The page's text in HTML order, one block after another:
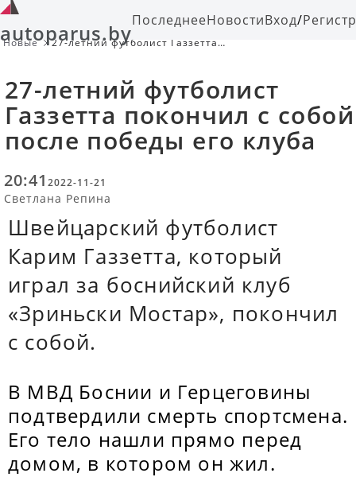
autoparus.byПоследнееНовостиВход/
Новые
27-летний футболист Газзетта
27-летний футболист
Газзетта покончил с собой
после победы его клуба
20:41 2022-11-21
Светлана Репина
Швейцарский футболист
Карим Газзетта, который
играл за боснийский клуб
«Зриньски Мостар», покончил
с собой.
В МВД Боснии и Герцеговины
подтвердили смерть спортсмена.
Его тело нашли прямо перед
домом, в котором он жил.